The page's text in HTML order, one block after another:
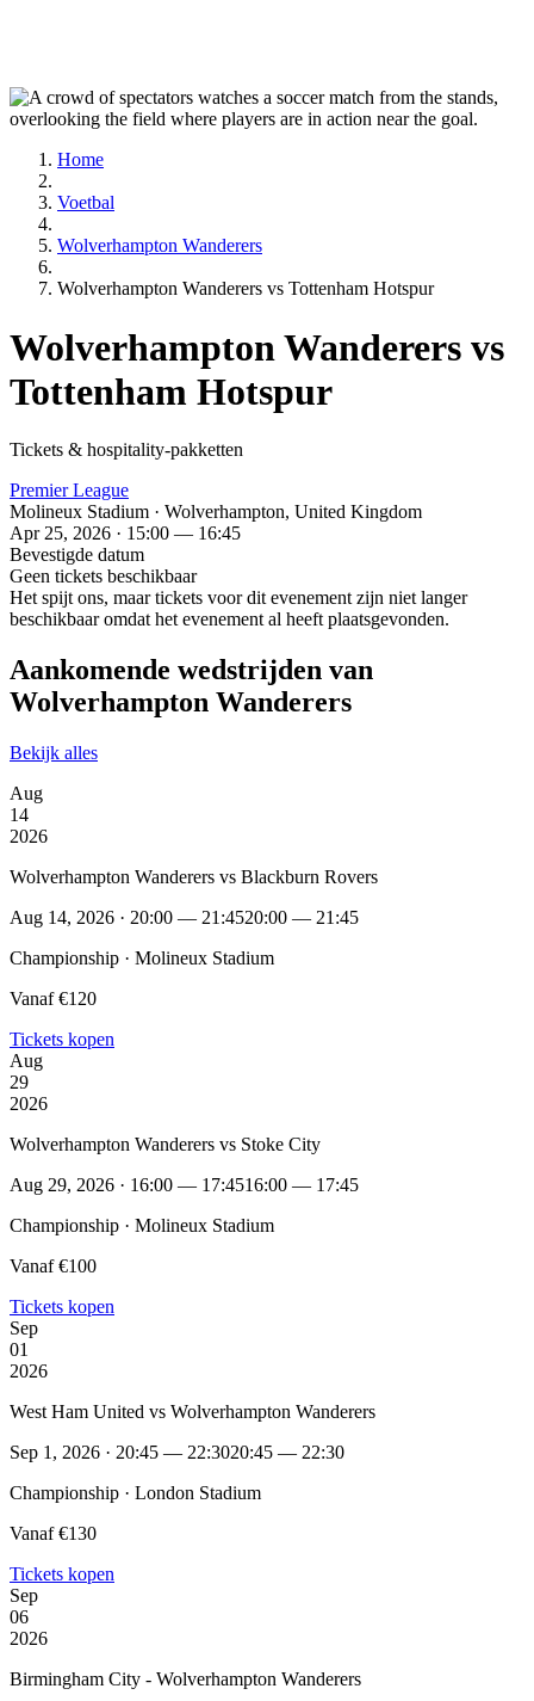
Home
Voetbal
Wolverhampton Wanderers
Wolverhampton Wanderers vs Tottenham Hotspur
Wolverhampton Wanderers vs
Tottenham Hotspur
Tickets & hospitality-pakketten
Premier League
Molineux Stadium · Wolverhampton, United Kingdom
Apr 25, 2026 · 15:00 — 16:45
Bevestigde datum
Geen tickets beschikbaar
Het spijt ons, maar tickets voor dit evenement zijn niet langer
beschikbaar omdat het evenement al heeft plaatsgevonden.
Aankomende wedstrijden van
Wolverhampton Wanderers
Bekijk alles
Aug
14
2026
Wolverhampton Wanderers vs Blackburn Rovers
Aug 14, 2026 · 20:00 — 21:4520:00 — 21:45
Championship · Molineux Stadium
Vanaf €120
Tickets kopen
Aug
29
2026
Wolverhampton Wanderers vs Stoke City
Aug 29, 2026 · 16:00 — 17:4516:00 — 17:45
Championship · Molineux Stadium
Vanaf €100
Tickets kopen
Sep
01
2026
West Ham United vs Wolverhampton Wanderers
Sep 1, 2026 · 20:45 — 22:3020:45 — 22:30
Championship · London Stadium
Vanaf €130
Tickets kopen
Sep
06
2026
Birmingham City - Wolverhampton Wanderers